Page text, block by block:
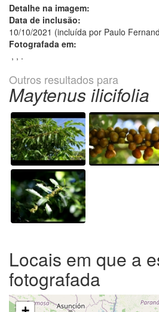
Detalhe na imagem:
Data de inclusão:
10/10/2021 (incluída por Paulo
Fotografada em:
, , .
Outros resultados para
Maytenus ilicifolia
Locais em que a
fotografada